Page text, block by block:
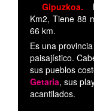
Gipuzkoa.
Km2, Tiene 88
66 km.
Es una
paisajístico.
sus pueblos
Getaria, sus
acantilados.